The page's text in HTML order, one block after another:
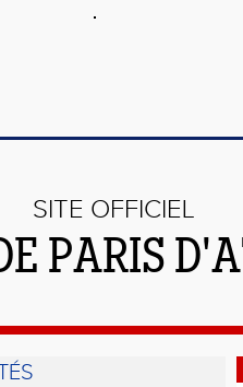
SITE OFFICIEL
PARIS